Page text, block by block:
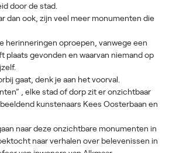
door de stad.
dan ook, zijn veel meer monumenten die
herinneringen oproepen, vanwege een
plaats gevonden en waarvan niemand op
gaat, denk je aan het voorval.
, elke stad of dorp zit er onzichtbaar
kunstenaars Kees Oosterbaan en
naar deze onzichtbare monumenten in
naar verhalen over belevenissen in